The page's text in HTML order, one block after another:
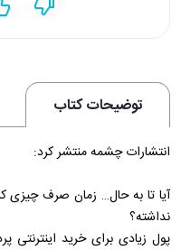
توضیحات کتاب
انتشارات چشمه منتشر کرد:
آیا تا به حال… زمان صرف چیزی
نداشته؟
پول زیادی برای خرید اینترنتی